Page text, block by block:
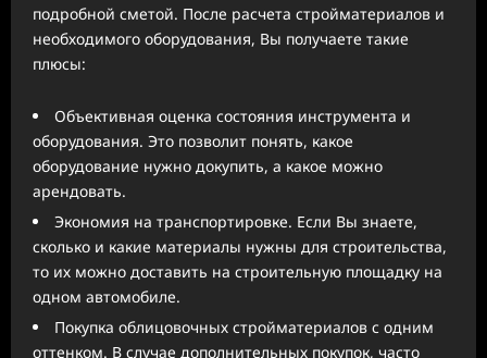
подробной сметой. После расчета стройматериалов и
необходимого оборудования, Вы получаете такие
плюсы:
Объективная оценка состояния инструмента и
оборудования. Это позволит понять, какое
оборудование нужно докупить, а какое можно
арендовать.
Экономия на транспортировке. Если Вы знаете,
сколько и какие материалы нужны для строительства,
то их можно доставить на строительную площадку на
одном автомобиле.
Покупка облицовочных стройматериалов с одним
оттенком. В случае дополнительных покупок, часто